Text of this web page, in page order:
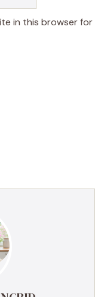
in this browser for